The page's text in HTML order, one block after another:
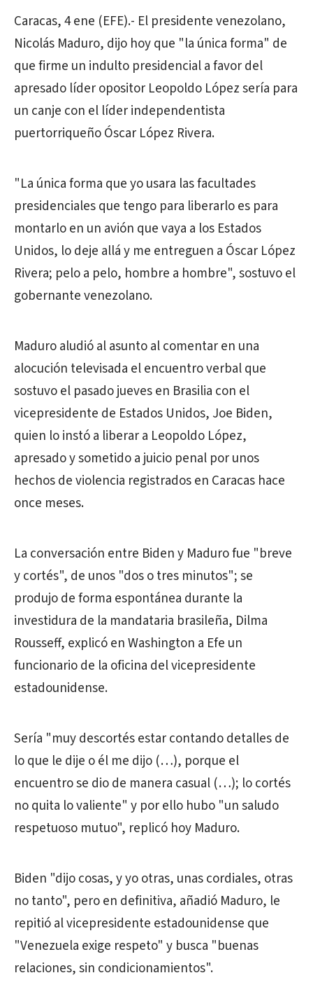
Caracas, 4 ene (EFE).- El presidente venezolano,
Nicolás Maduro, dijo hoy que "la única forma" de
que firme un indulto presidencial a favor del
apresado líder opositor Leopoldo López sería para
un canje con el líder independentista
puertorriqueño Óscar López Rivera.
"La única forma que yo usara las facultades
presidenciales que tengo para liberarlo es para
montarlo en un avión que vaya a los Estados
Unidos, lo deje allá y me entreguen a Óscar López
Rivera; pelo a pelo, hombre a hombre", sostuvo el
gobernante venezolano.
Maduro aludió al asunto al comentar en una
alocución televisada el encuentro verbal que
sostuvo el pasado jueves en Brasilia con el
vicepresidente de Estados Unidos, Joe Biden,
quien lo instó a liberar a Leopoldo López,
apresado y sometido a juicio penal por unos
hechos de violencia registrados en Caracas hace
once meses.
La conversación entre Biden y Maduro fue "breve
y cortés", de unos "dos o tres minutos"; se
produjo de forma espontánea durante la
investidura de la mandataria brasileña, Dilma
Rousseff, explicó en Washington a Efe un
funcionario de la oficina del vicepresidente
estadounidense.
Sería "muy descortés estar contando detalles de
lo que le dije o él me dijo (…), porque el
encuentro se dio de manera casual (…); lo cortés
no quita lo valiente" y por ello hubo "un saludo
respetuoso mutuo", replicó hoy Maduro.
Biden "dijo cosas, y yo otras, unas cordiales, otras
no tanto", pero en definitiva, añadió Maduro, le
repitió al vicepresidente estadounidense que
"Venezuela exige respeto" y busca "buenas
relaciones, sin condicionamientos".